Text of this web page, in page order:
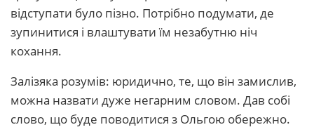
відступати було пізно. Потрібно подумати, де
зупинитися і влаштувати їм незабутню ніч
кохання.
Залізяка розумів: юридично, те, що він замислив,
можна назвати дуже негарним словом. Дав собі
слово, що буде поводитися з Ольгою обережно.